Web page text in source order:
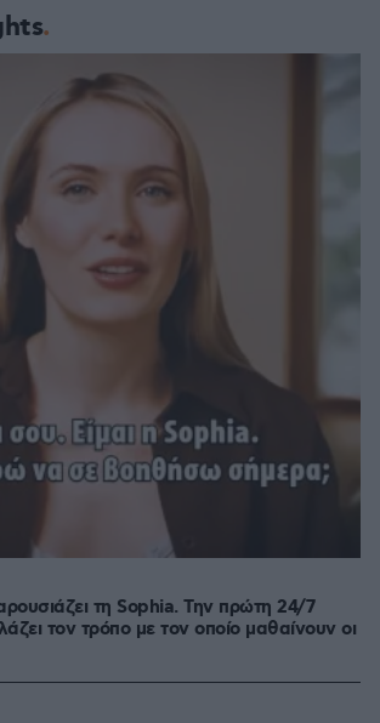
τη Sophia. Την πρώτη 24/7
τον τρόπο με τον οποίο μαθαίνουν οι